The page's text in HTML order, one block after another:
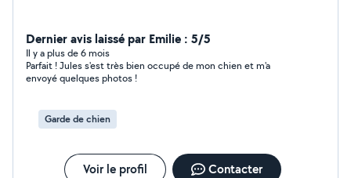
Dernier avis laissé par Emilie : 5/5
Il y a plus de 6 mois
Parfait ! Jules s'est très bien occupé de mon chien et m'a
envoyé quelques photos !
Garde de chien
Voir le profil Contacter